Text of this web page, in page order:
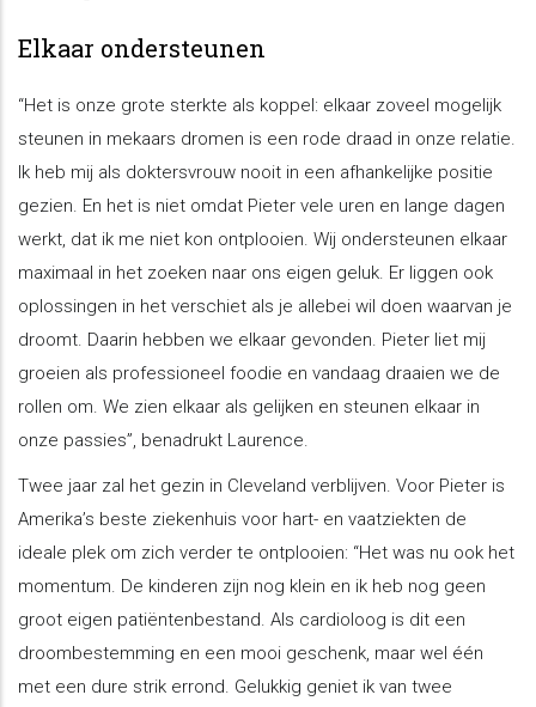
Elkaar ondersteunen
“Het is onze grote sterkte als koppel: elkaar zoveel mogelijk
steunen in mekaars dromen is een rode draad in onze relatie.
Ik heb mij als doktersvrouw nooit in een afhankelijke positie
gezien. En het is niet omdat Pieter vele uren en lange dagen
werkt, dat ik me niet kon ontplooien. Wij ondersteunen elkaar
maximaal in het zoeken naar ons eigen geluk. Er liggen ook
oplossingen in het verschiet als je allebei wil doen waarvan je
droomt. Daarin hebben we elkaar gevonden. Pieter liet mij
groeien als professioneel foodie en vandaag draaien we de
rollen om. We zien elkaar als gelijken en steunen elkaar in
onze passies”, benadrukt Laurence.
Twee jaar zal het gezin in Cleveland verblijven. Voor Pieter is
Amerika’s beste ziekenhuis voor hart- en vaatziekten de
ideale plek om zich verder te ontplooien: “Het was nu ook het
momentum. De kinderen zijn nog klein en ik heb nog geen
groot eigen patiëntenbestand. Als cardioloog is dit een
droombestemming en een mooi geschenk, maar wel één
met een dure strik errond. Gelukkig geniet ik van twee